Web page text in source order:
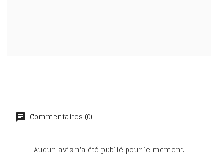
Commentaires (0)
Aucun avis n'a été publié pour le moment.